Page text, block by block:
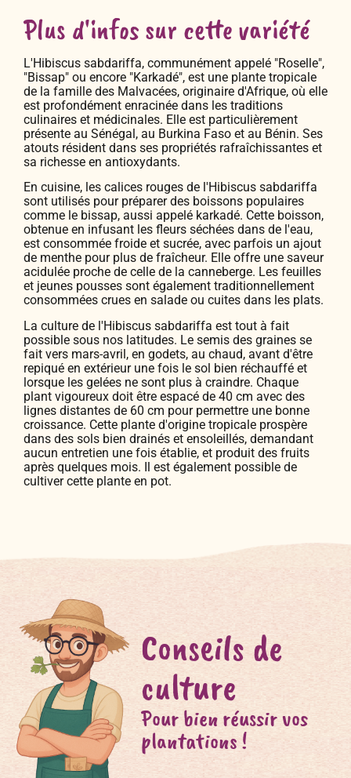
Plus d'infos sur cette variété
L'Hibiscus sabdariffa, communément appelé "Roselle",
"Bissap" ou encore "Karkadé", est une plante tropicale
de la famille des Malvacées, originaire d'Afrique, où elle
est profondément enracinée dans les traditions
culinaires et médicinales. Elle est particulièrement
présente au Sénégal, au Burkina Faso et au Bénin. Ses
atouts résident dans ses propriétés rafraîchissantes et
sa richesse en antioxydants.
En cuisine, les calices rouges de l'Hibiscus sabdariffa
sont utilisés pour préparer des boissons populaires
comme le bissap, aussi appelé karkadé. Cette boisson,
obtenue en infusant les fleurs séchées dans de l'eau,
est consommée froide et sucrée, avec parfois un ajout
de menthe pour plus de fraîcheur. Elle offre une saveur
acidulée proche de celle de la canneberge. Les feuilles
et jeunes pousses sont également traditionnellement
consommées crues en salade ou cuites dans les plats.
La culture de l'Hibiscus sabdariffa est tout à fait
possible sous nos latitudes. Le semis des graines se
fait vers mars-avril, en godets, au chaud, avant d'être
repiqué en extérieur une fois le sol bien réchauffé et
lorsque les gelées ne sont plus à craindre. Chaque
plant vigoureux doit être espacé de 40 cm avec des
lignes distantes de 60 cm pour permettre une bonne
croissance. Cette plante d'origine tropicale prospère
dans des sols bien drainés et ensoleillés, demandant
aucun entretien une fois établie, et produit des fruits
après quelques mois. Il est également possible de
cultiver cette plante en pot.
Conseils de
culture
Pour bien réussir vos
plantations !